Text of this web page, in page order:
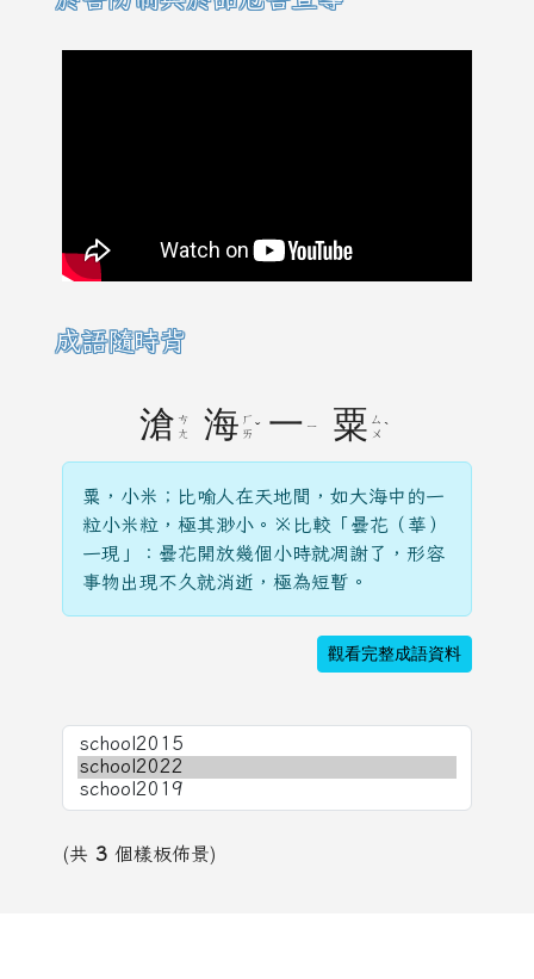
成語隨時背
滄 ㄘ
ㄤ
海 ㄏ
ㄞ ˇ 一 ㄧ 粟 ㄙ
ㄨ ˋ
粟，小米；比喻人在天地間，如大海中的一
粒小米粒，極其渺小。※比較「曇花（華）
一現」：曇花開放幾個小時就凋謝了，形容
事物出現不久就消逝，極為短暫。
觀看完整成語資料
(共 3 個樣板佈景)